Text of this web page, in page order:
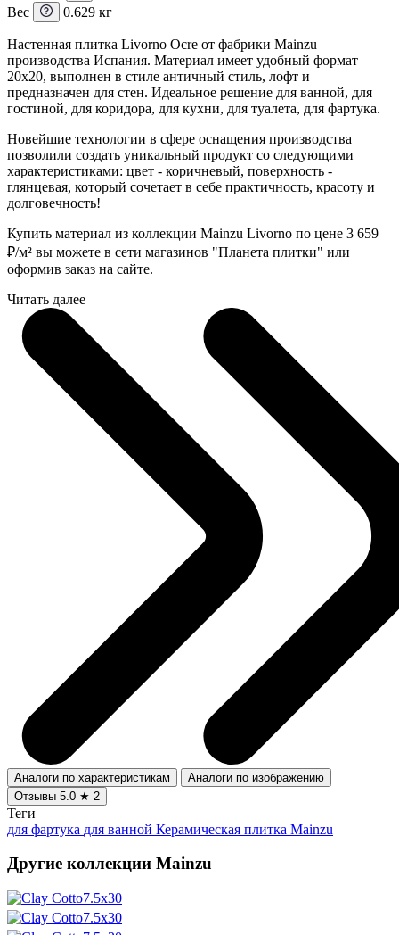
Вес
0.629 кг
Настенная плитка Livorno Ocre от фабрики Mainzu
производства Испания. Материал имеет удобный формат
20x20, выполнен в стиле античный стиль, лофт и
предназначен для стен. Идеальное решение для ванной, для
гостиной, для коридора, для кухни, для туалета, для фартука.
Новейшие технологии в сфере оснащения производства
позволили создать уникальный продукт со следующими
характеристиками: цвет - коричневый, поверхность -
глянцевая, который сочетает в себе практичность, красоту и
долговечность!
Купить материал из коллекции Mainzu Livorno по цене 3 659
₽/м² вы можете в сети магазинов "Планета плитки" или
оформив заказ на сайте.
Читать далее
Аналоги по характеристикам
Аналоги по изображению
Отзывы 5.0 ★ 2
Теги
для фартука для ванной Керамическая плитка Mainzu
Другие коллекции Mainzu